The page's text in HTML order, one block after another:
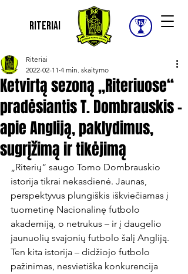
Riteriai
Ketvirtą sezoną „Riteriuose“
pradėsiantis T. Dombrauskis –
apie Angliją, paklydimus,
sugrįžimą ir tikėjimą
Riteriai
2022-02-11 4 min. skaitymo
„Riterių“ saugo Tomo Dombrauskio
istorija tikrai nekasdienė. Jaunas,
perspektyvus plungiškis iškviečiamas į
tuometinę Nacionalinę futbolo
akademiją, o netrukus – ir į daugelio
jaunuolių svajonių futbolo šalį Angliją.
Ten kita istorija – didžiojo futbolo
pažinimas, nesvietiška konkurencija